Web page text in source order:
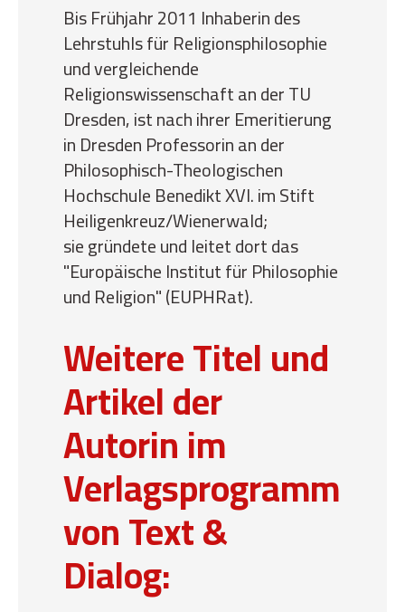
Bis Frühjahr 2011 Inhaberin des
Lehrstuhls für Religionsphilosophie
und vergleichende
Religionswissenschaft an der TU
Dresden,ist nach ihrer Emeritierung
in Dresden Professorin an der
Philosophisch-Theologischen
Hochschule Benedikt XVI. im Stift
Heiligenkreuz/Wienerwald;
sie gründete und leitet dort das
"Europäische Institut für Philosophie
und Religion" (EUPHRat).
Weitere Titel und
Artikel der
Autorin im
Verlagsprogramm
von Text &
Dialog: